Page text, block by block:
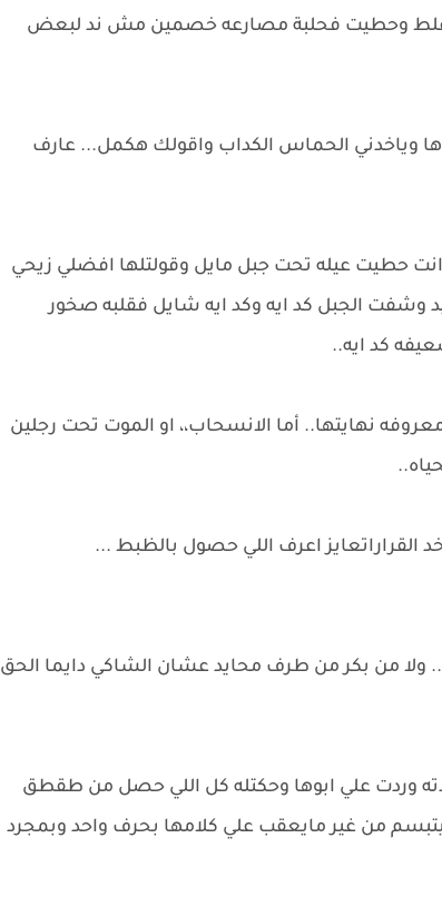
غلط وحطيت فحلبة مصارعه خصمين مش ند لبعض
وياخدني الحماس الكداب واقولك هكمل... عارف
حطيت عيله تحت جبل مايل وقولتلها افضلي زيحي
وشفت الجبل كد ايه وكد ايه شايل فقلبه صخور
كد ايه..
نهايتها.. أما الانسحاب،، او الموت تحت رجلين
القراراتعايز اعرف اللي حصول بالظبط ...
ولا من بكر من طرف محايد عشان الشاكي دايما الحق
وردت علي ابوها وحكتله كل اللي حصل من طقطق
من غير مايعقب علي كلامها بحرف واحد وبمجرد